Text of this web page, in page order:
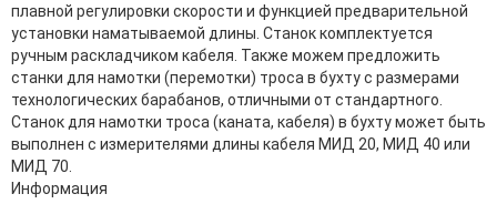
плавной регулировки скорости и функцией предварительной
установки наматываемой длины. Станок комплектуется
ручным раскладчиком кабеля. Также можем предложить
станки для намотки (перемотки) троса в бухту с размерами
технологических барабанов, отличными от стандартного.
Станок для намотки троса (каната, кабеля) в бухту может быть
выполнен с измерителями длины кабеля МИД 20, МИД 40 или
МИД 70.
Информация